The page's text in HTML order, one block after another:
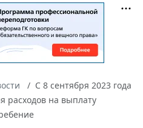
С 8 сентября 2023 года
расходов на выплату